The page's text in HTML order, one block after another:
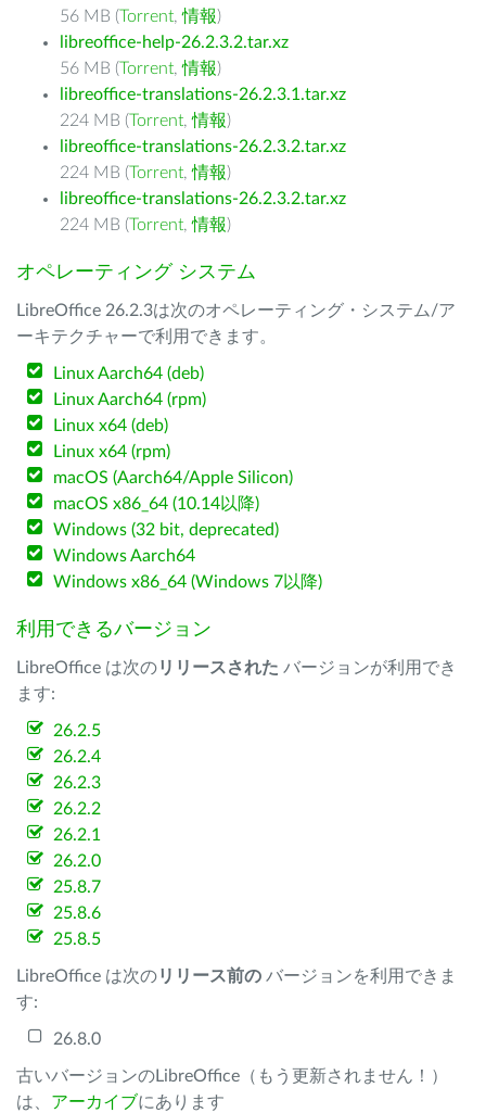
56 MB (Torrent,情報)
libreoffice-help-26.2.3.2.tar.xz
56 MB (Torrent,情報)
libreoffice-translations-26.2.3.1.tar.xz
224 MB (Torrent,情報)
libreoffice-translations-26.2.3.2.tar.xz
224 MB (Torrent,情報)
libreoffice-translations-26.2.3.2.tar.xz
224 MB (Torrent,情報)
オペレーティング システム
LibreOffice 26.2.3は次のオペレーティング・システム/ア
ーキテクチャーで利用できます。
Linux Aarch64 (deb)
Linux Aarch64 (rpm)
Linux x64 (deb)
Linux x64 (rpm)
macOS (Aarch64/Apple Silicon)
macOS x86_64 (10.14以降)
Windows (32 bit, deprecated)
Windows Aarch64
Windows x86_64 (Windows 7以降)
利用できるバージョン
LibreOffice は次のリリースされた バージョンが利用でき
ます:
26.2.5
26.2.4
26.2.3
26.2.2
26.2.1
26.2.0
25.8.7
25.8.6
25.8.5
LibreOffice は次のリリース前の バージョンを利用できま
す:
26.8.0
古いバージョンのLibreOffice（もう更新されません！）
は、 アーカイブにあります